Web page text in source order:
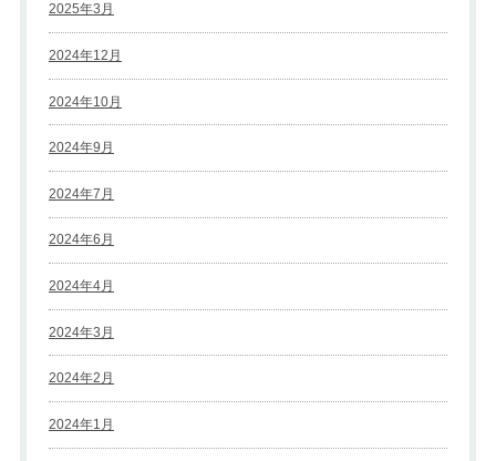
2025年3月
2024年12月
2024年10月
2024年9月
2024年7月
2024年6月
2024年4月
2024年3月
2024年2月
2024年1月